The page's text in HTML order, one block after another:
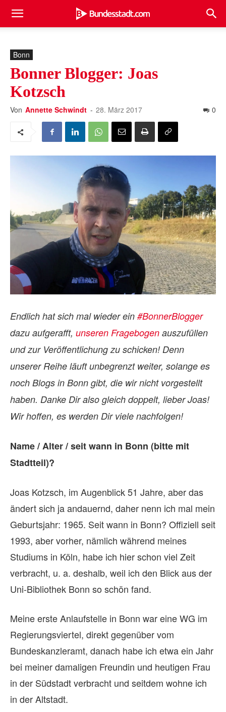
Bonn
Bonner Blogger: Joas
Kotzsch
Von Annette Schwindt - 28. März 2017 0
Endlich hat sich mal wieder ein #BonnerBlogger
dazu aufgerafft, unseren Fragebogen auszufüllen
und zur Veröffentlichung zu schicken! Denn
unserer Reihe läuft unbegrenzt weiter, solange es
noch Blogs in Bonn gibt, die wir nicht vorgestellt
haben. Danke Dir also gleich doppelt, lieber Joas!
Wir hoffen, es werden Dir viele nachfolgen!
Name / Alter / seit wann in Bonn (bitte mit
Stadtteil)?
Joas Kotzsch, im Augenblick 51 Jahre, aber das
ändert sich ja andauernd, daher nenn ich mal mein
Geburtsjahr: 1965. Seit wann in Bonn? Offiziell seit
1993, aber vorher, nämlich während meines
Studiums in Köln, habe ich hier schon viel Zeit
verbracht, u. a. deshalb, weil ich den Blick aus der
Uni-Bibliothek Bonn so schön fand.
Meine erste Anlaufstelle in Bonn war eine WG im
Regierungsviertel, direkt gegenüber vom
Bundeskanzleramt, danach habe ich etwa ein Jahr
bei meiner damaligen Freundin und heutigen Frau
in der Südstadt verbracht und seitdem wohne ich
in der Altstadt.